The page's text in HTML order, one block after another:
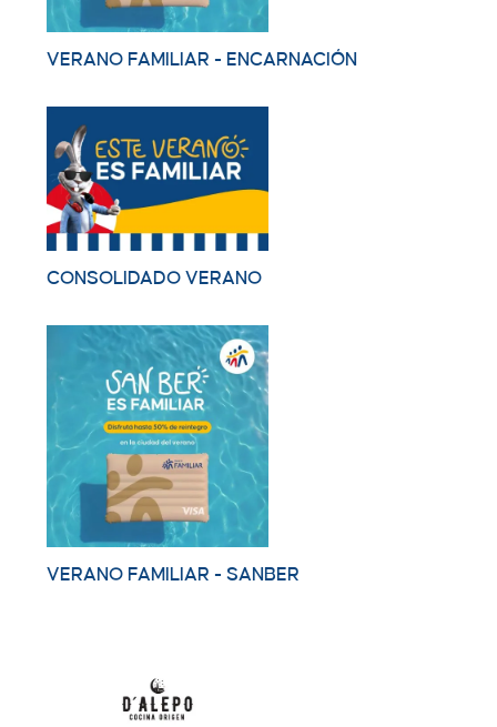
VERANO FAMILIAR - ENCARNACIÓN
CONSOLIDADO VERANO
VERANO FAMILIAR - SANBER